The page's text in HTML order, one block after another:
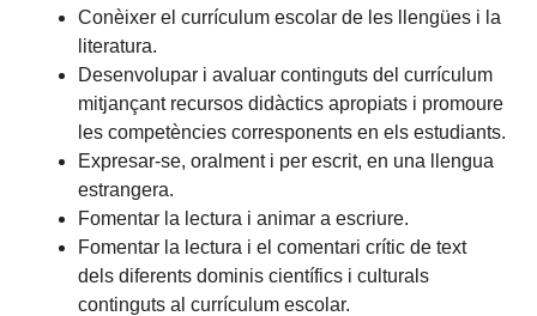
Conèixer el currículum escolar de les llengües i la
literatura.
Desenvolupar i avaluar continguts del currículum
mitjançant recursos didàctics apropiats i promoure
les competències corresponents en els estudiants.
Expresar-se, oralment i per escrit, en una llengua
estrangera.
Fomentar la lectura i animar a escriure.
Fomentar la lectura i el comentari crític de text
dels diferents dominis científics i culturals
continguts al currículum escolar.